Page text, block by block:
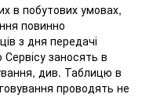
в побутових умовах,
повинно
з дня передачі
Сервісу заносять в
див. Таблицю в
проводять не